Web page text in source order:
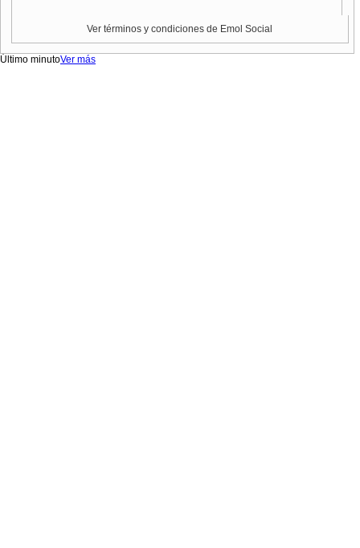
Ver términos y condiciones de Emol Social
Último minutoVer más